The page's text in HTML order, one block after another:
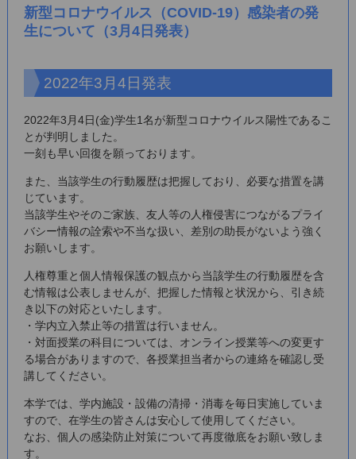
新型コロナウイルス（COVID-19）感染者の発
生について（3月4日発表）
2022年3月4日発表
2022年3月4日(金)学生1名が新型コロナウイルス陽性であるこ
とが判明しました。
一刻も早い回復を願っております。
また、当該学生の行動履歴は把握しており、必要な措置を講
じています。
当該学生やそのご家族、友人等の人権侵害につながるプライ
バシー情報の詮索や不当な扱い、差別の助長がないよう強く
お願いします。
人権尊重と個人情報保護の観点から当該学生の行動履歴を含
む情報は公表しませんが、把握した情報と状況から、引き続
き以下の対応といたします。
・学内立入禁止等の措置は行いません。
・対面授業の科目については、オンライン授業等への変更す
る場合がありますので、各授業担当者からの連絡を確認し受
講してください。
本学では、学内施設・設備の清掃・消毒を毎日実施していま
すので、在学生の皆さんは安心して使用してください。
なお、個人の感染防止対策について再度徹底をお願い致しま
す。